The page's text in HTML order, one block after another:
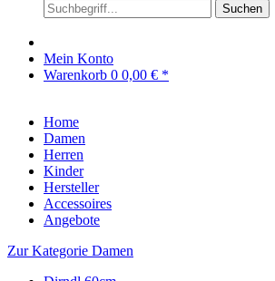
Suchen
Mein Konto
Warenkorb 0 0,00 € *
Home
Damen
Herren
Kinder
Hersteller
Accessoires
Angebote
Zur Kategorie Damen